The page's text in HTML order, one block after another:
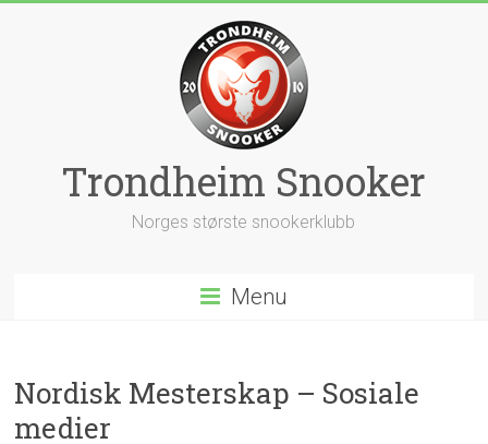
Trondheim Snooker
Norges største snookerklubb
Menu
Nordisk Mesterskap – Sosiale
medier